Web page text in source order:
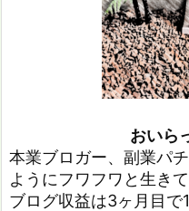
おいら
本業ブロガー、副業パ
ようにフワフワと生き
ブログ収益は3ヶ月目で